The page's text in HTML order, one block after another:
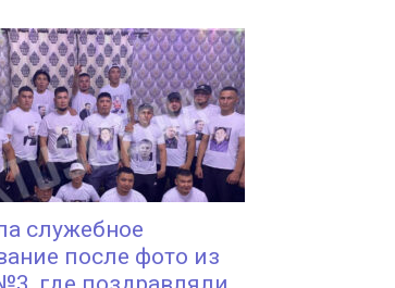
служебное
после фото из